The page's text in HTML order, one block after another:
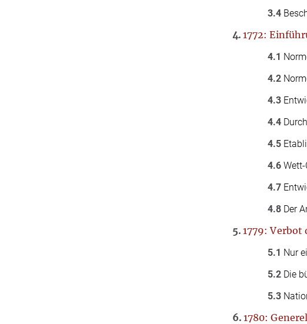
3.4
4.1772:
4.1
4.2
4.3
4.4
4.5
4.6Wett-
4.7
4.8Der
5.1779: Verbot
5.1 Nur
5.2Die
5.3
6.1780: